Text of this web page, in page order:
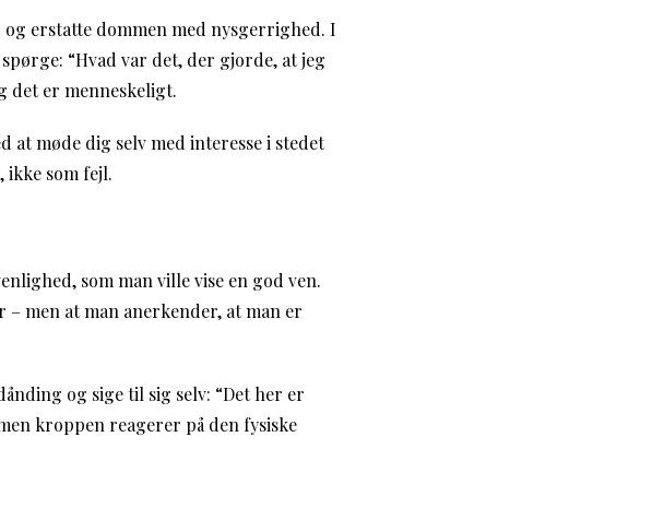
erstatte dommen med nysgerrighed. I
“Hvad var det, der gjorde, at jeg
det er menneskeligt.
møde dig selv med interesse i stedet
som fejl.
som man ville vise en god ven.
men at man anerkender, at man er
og sige til sig selv: “Det her er
kroppen reagerer på den fysiske